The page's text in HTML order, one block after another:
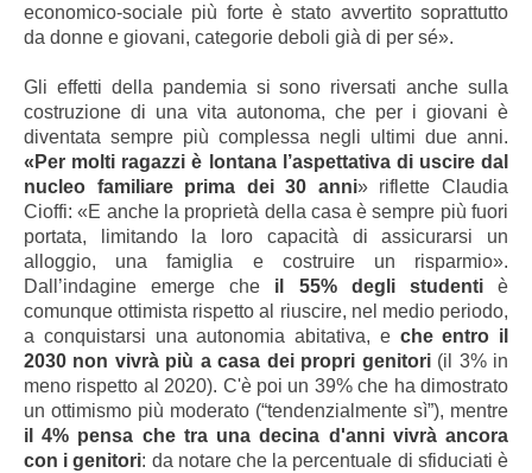
economico-sociale più forte è stato avvertito soprattutto
da donne e giovani, categorie deboli già di per sé».
Gli effetti della pandemia si sono riversati anche sulla
costruzione di una vita autonoma, che per i giovani è
diventata sempre più complessa negli ultimi due anni.
«Per molti ragazzi è lontana l’aspettativa di uscire dal
nucleo familiare prima dei 30 anni» riflette Claudia
Cioffi: «E anche la proprietà della casa è sempre più fuori
portata, limitando la loro capacità di assicurarsi un
alloggio, una famiglia e costruire un risparmio».
Dall’indagine emerge che il 55% degli studentiè
comunque ottimista rispetto al riuscire, nel medio periodo,
a conquistarsi una autonomia abitativa, eche entro il
2030 non vivrà più a casa dei propri genitori(il 3% in
meno rispetto al 2020). C'è poi un 39% che ha dimostrato
un ottimismo più moderato (“tendenzialmente sì”), mentre
il 4% pensa che tra una decina d'anni vivrà ancora
con i genitori: da notare che la percentuale di sfiduciati è